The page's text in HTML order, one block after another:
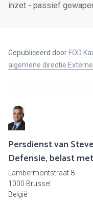
inzet - passief
Gepubliceerd door FOD
algemene directie
Persdienst van
Defensie, belast
Lambermontstraat 8
1000 Brussel
België